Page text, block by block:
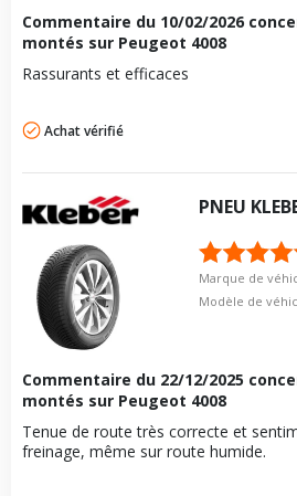
Commentaire du 10/02/2026
montés sur Peugeot 4008
Rassurants et efficaces
Achat vérifié
PNEU
Marque de
Modèle de
Commentaire du 22/12/2025
montés sur Peugeot 4008
Tenue de route très correcte et
freinage, même sur route humide.